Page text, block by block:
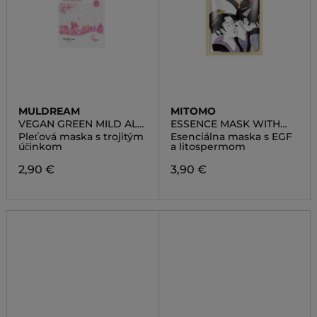
MULDREAM
VEGAN GREEN MILD ALL
IN ONE MASK
Pleťová maska s trojitým
účinkom
2,90 €
MITOMO
ESSENCE MASK WITH
EGF AND
LITHOSPERMUM
Esenciálna maska s EGF
a litospermom
3,90 €